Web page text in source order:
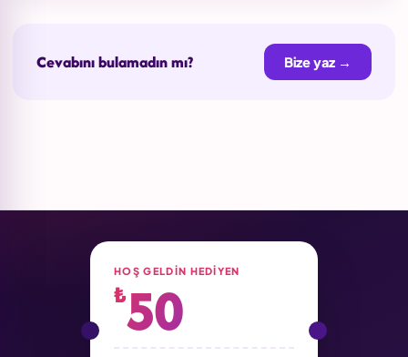
Cevabını bulamadın mı? Bize yaz →
HOŞ GELDIN HEDIYEN
₺50